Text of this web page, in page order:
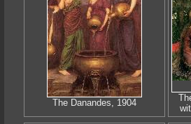
The Danandes, 1904